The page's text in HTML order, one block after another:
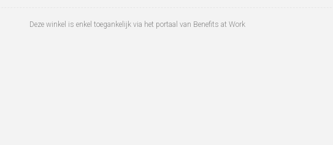
Deze winkel is enkel toegankelijk via het portaal van Benefits at Work